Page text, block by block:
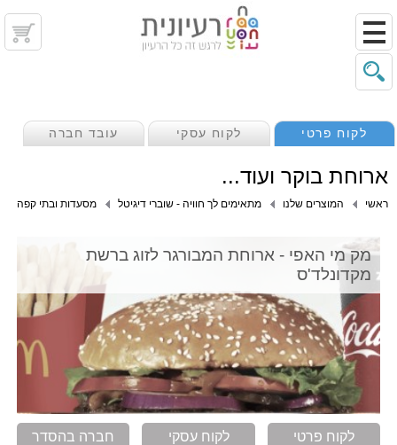
לקוח פרטי לקוח עסקי עובד חברה
ארוחת בוקר ועוד...
ראשי המוצרים שלנו מתאימים לך חוויה - שוברי דיגיטל מסעדות ובתי קפה
מק מי האפי - ארוחת המבורגר לזוג ברשת
מקדונלד'ס
לקוח פרטי לקוח עסקי חברה בהסדר